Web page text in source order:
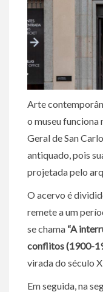
Arte
o museu
Geral de San
antiquado, pois
projetada pelo
O acervo é
remete a um
se chama “A
conflitos (1900-
virada do século
Em seguida, na